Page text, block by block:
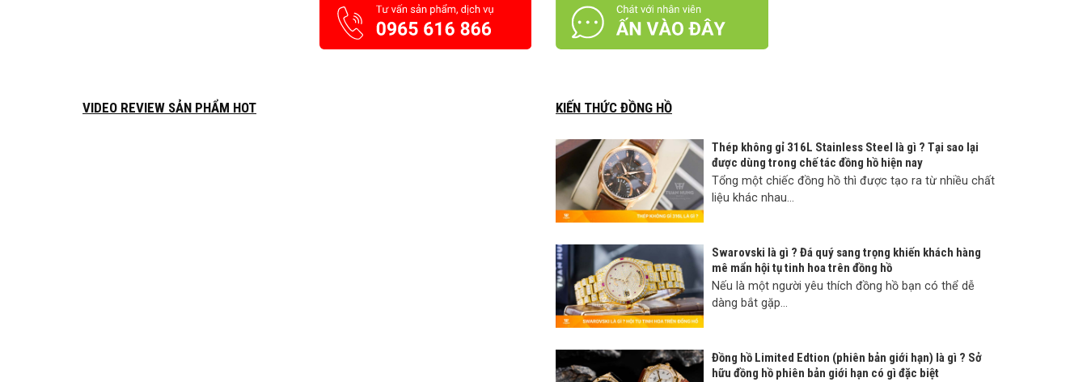
VIDEO REVIEW SẢN PHẨM HOT KIẾN THỨC ĐỒNG HỒ
Thép không gỉ 316L Stainless Steel là gì ? Tại sao lại
được dùng trong chế tác đồng hồ hiện nay
Tổng một chiếc đồng hồ thì được tạo ra từ nhiều chất
liệu khác nhau...
Swarovski là gì ? Đá quý sang trọng khiến khách hàng
mê mẩn hội tụ tinh hoa trên đồng hồ
Nếu là một người yêu thích đồng hồ bạn có thể dễ
dàng bắt gặp...
Đồng hồ Limited Edtion (phiên bản giới hạn) là gì ? Sở
hữu đồng hồ phiên bản giới hạn có gì đặc biệt